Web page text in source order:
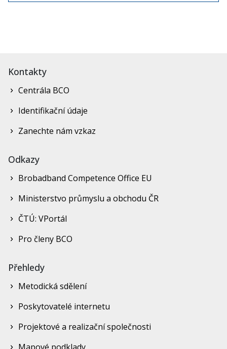
Kontakty
Centrála BCO
Identifikační údaje
Zanechte nám vzkaz
Odkazy
Brobadband Competence Office EU
Ministerstvo průmyslu a obchodu ČR
ČTÚ: VPortál
Pro členy BCO
Přehledy
Metodická sdělení
Poskytovatelé internetu
Projektové a realizační společnosti